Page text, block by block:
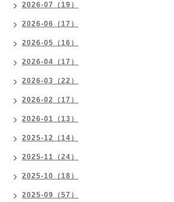
2026-07（19）
2026-06（17）
2026-05（16）
2026-04（17）
2026-03（22）
2026-02（17）
2026-01（13）
2025-12（14）
2025-11（24）
2025-10（18）
2025-09（57）